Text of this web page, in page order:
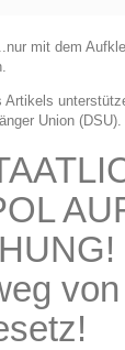
mit dem
Artikels
Union (DSU).